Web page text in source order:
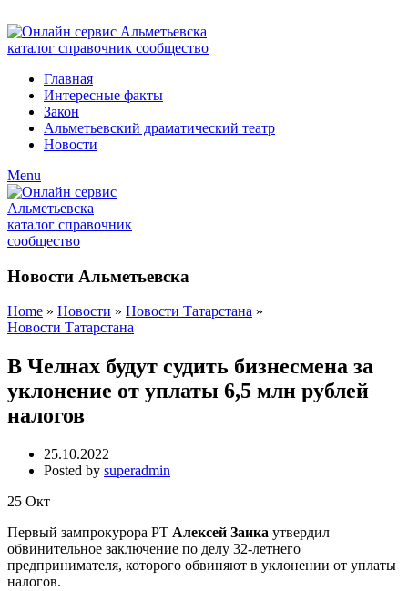
Главная
Интересные факты
Закон
Альметьевский драматический театр
Новости
Menu
Новости Альметьевска
Home » Новости » Новости Татарстана »
Новости Татарстана
В Челнах будут судить бизнесмена за
уклонение от уплаты 6,5 млн рублей
налогов
25.10.2022
Posted by superadmin
25 Окт
Первый зампрокурора РТ Алексей Заика утвердил
обвинительное заключение по делу 32-летнего
предпринимателя, которого обвиняют в уклонении от уплаты
налогов.